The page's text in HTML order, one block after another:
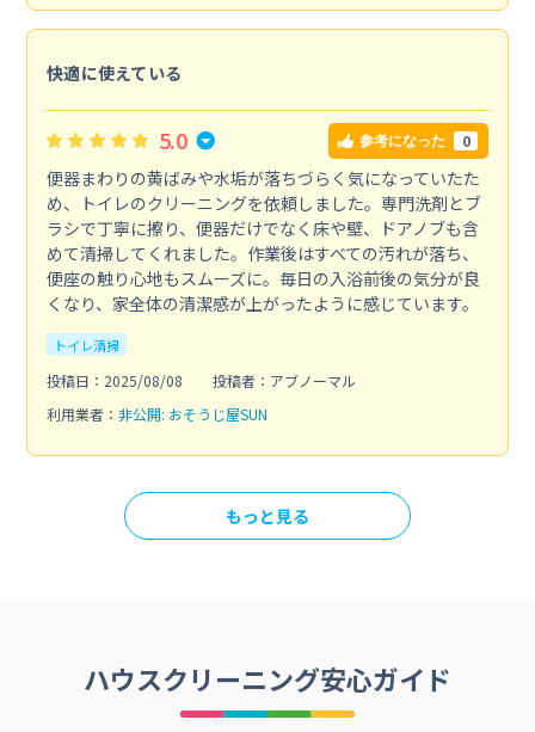
快適に使えている
5.0 参考になった 0
便器まわりの黄ばみや水垢が落ちづらく気になっていたた
め、トイレのクリーニングを依頼しました。専門洗剤とブ
ラシで丁寧に擦り、便器だけでなく床や壁、ドアノブも含
めて清掃してくれました。作業後はすべての汚れが落ち、
便座の触り心地もスムーズに。毎日の入浴前後の気分が良
くなり、家全体の清潔感が上がったように感じています。
トイレ清掃
投稿日：2025/08/08
投稿者：アブノーマル
利用業者： 非公開: おそうじ屋SUN
もっと見る
ハウスクリーニング安心ガイド